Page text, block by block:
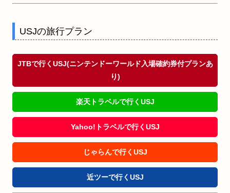
USJの旅行プラン
JTBで行くUSJ(ニンテンドーワールド入場確約券付プランあ
り)
楽天トラベルで行くUSJ
Yahoo!トラベルで行くUSJ
じゃらんで行くUSJ
近ツーで行くUSJ